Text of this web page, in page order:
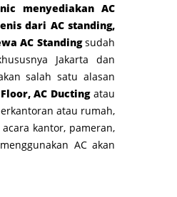
menyediakan AC
dari AC standing,
aAC Standingsudah
Jakarta dan
salah satu alasan
AC Ductingatau
atau rumah,
kantor, pameran,
AC akan